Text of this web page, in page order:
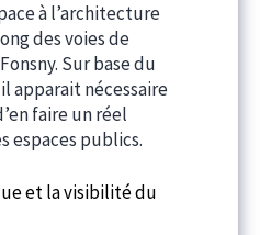
à l’architecture
des voies de
Sur base du
apparait nécessaire
faire un réel
espaces publics.
et la visibilité du